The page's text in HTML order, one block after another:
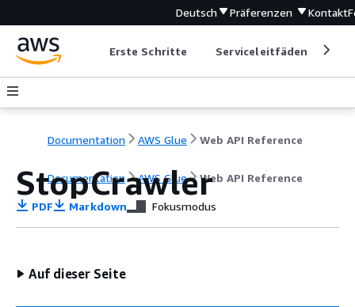
Deutsch Präferenzen Kontakt
Erste Schritte Serviceleitfäden
Documentation AWS Glue Web API Reference
Documentation AWS Glue Web API Reference
StopCrawler
PDF Markdown Fokusmodus
Auf dieser Seite